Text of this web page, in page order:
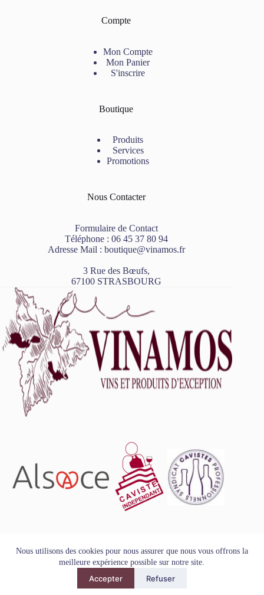
Nous utilisons des cookies pour nous assurer que nous vous offrons la
meilleure expérience possible sur notre site.
Accepter Refuser
Compte
Mon Compte
Mon Panier
S'inscrire
Boutique
Produits
Services
Promotions
Nous Contacter
Formulaire de Contact
Téléphone : 06 45 37 80 94
Adresse Mail : boutique@vinamos.fr
3 Rue des Bœufs,
67100 STRASBOURG
avec modération.
Tous droits réservés - Copyright VINAMOS © 2026
Conditions Générales de Vente